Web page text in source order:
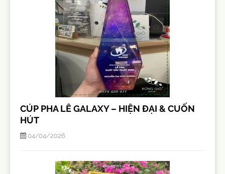
CÚP PHA LÊ GALAXY – HIỆN ĐẠI & CUỐN
HÚT
04/04/2026